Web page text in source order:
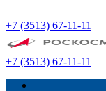
+7 (3513) 67-11-11
+7 (3513) 67-11-11